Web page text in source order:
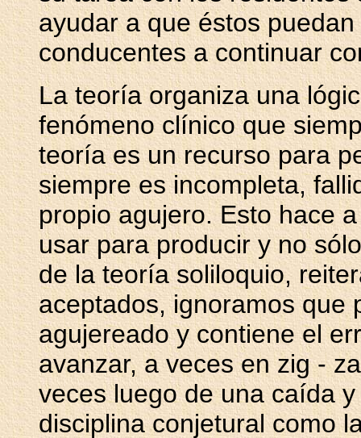
ayudar a que éstos
conducentes a continuar
La teoría organiza una
fenómeno clínico que
teoría es un recurso para
siempre es incompleta,
propio agujero. Esto hace
usar para producir y no
de la teoría soliloquio,
aceptados, ignoramos que
agujereado y contiene el
avanzar, a veces en zig -
veces luego de una caída
disciplina conjetural como